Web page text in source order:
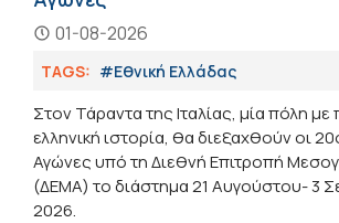
01-08-2026
TAGS: #Εθνική Ελλάδας
Στον Τάραντα της Ιταλίας, μία πόλη με
ελληνική ιστορία, θα διεξαχθούν οι
Αγώνες υπό τη Διεθνή Επιτροπή
(ΔΕΜΑ) το διάστημα 21 Αυγούστου- 3
2026.